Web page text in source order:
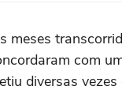
meses
com
diversas